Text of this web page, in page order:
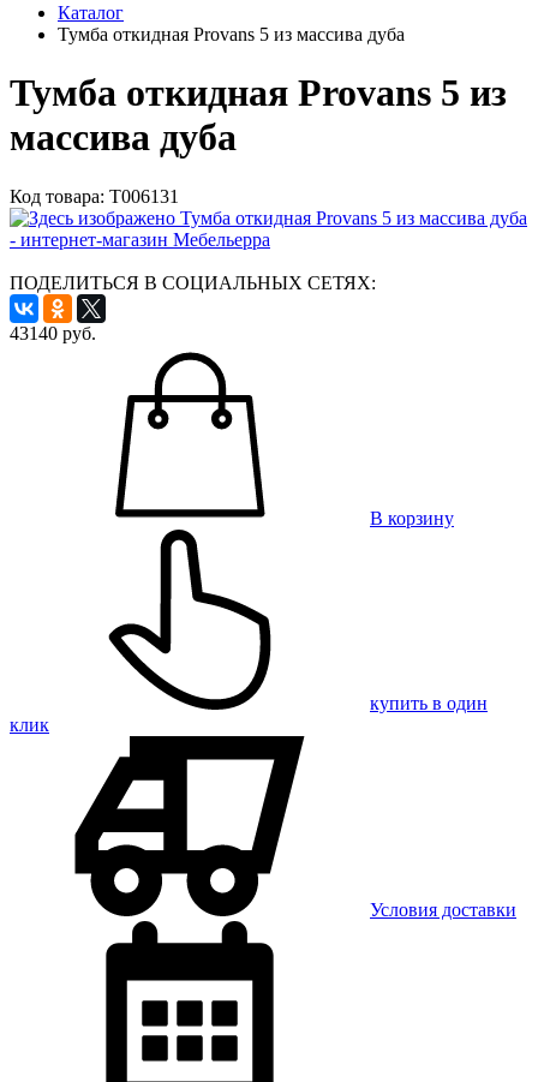
Каталог
Тумба откидная Provans 5 из массива дуба
Тумба откидная Provans 5 из
массива дуба
Код товара: Т006131
ПОДЕЛИТЬСЯ В СОЦИАЛЬНЫХ СЕТЯХ:
43140 руб.
В корзину
купить в один
клик
Условия доставки